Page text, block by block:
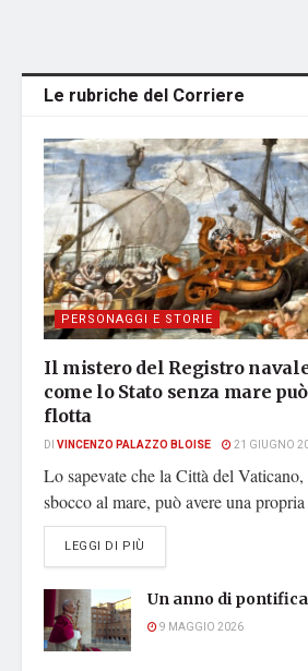
Le rubriche del Corriere
PERSONAGGI E STORIE
Il mistero del Registro
come lo Stato senza mare
flotta
DI VINCENZO PALAZZO BLOISE 21 GIUGNO
Lo sapevate che la Città del
sbocco al mare, può avere una
LEGGI DI PIÙ
Un anno di
9 MAGGIO 2026